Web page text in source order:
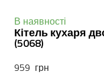
В наявності
Кітель кухаря
(5068)
959  грн